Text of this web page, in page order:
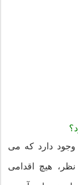
وجود دارد که می
نظر، هیچ اقدامی